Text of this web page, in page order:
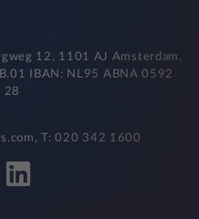
12, 1101 AJ Amsterdam,
IBAN: NL95 ABNA 0592
28
T: 020 342 1600